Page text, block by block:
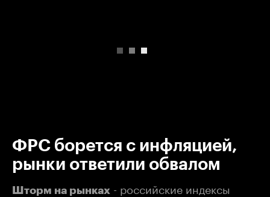
ФРС борется с инфляцией,
рынки ответили обвалом
Шторм на рынках - российские индексы